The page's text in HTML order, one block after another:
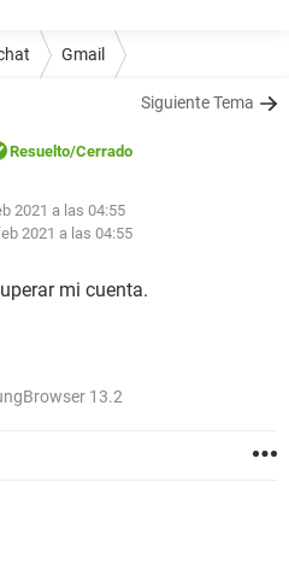
Gmail
Siguiente Tema
Resuelto/Cerrado
2021 a las 04:55
2021 a las 04:55
mi cuenta.
13.2